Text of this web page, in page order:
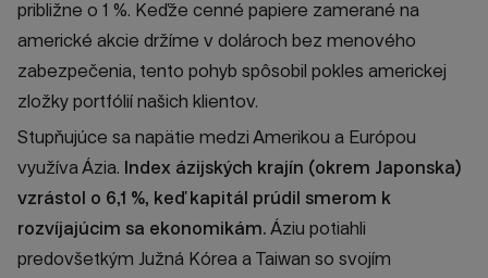
približne o 1 %. Keďže cenné papiere zamerané na
americké akcie držíme v dolároch bez menového
zabezpečenia, tento pohyb spôsobil pokles americkej
zložky portfólií našich klientov.
Stupňujúce sa napätie medzi Amerikou a Európou
využíva Ázia. Index ázijských krajín (okrem Japonska)
vzrástol o 6,1 %, keď kapitál prúdil smerom k
rozvíjajúcim sa ekonomikám. Áziu potiahli
predovšetkým Južná Kórea a Taiwan so svojím